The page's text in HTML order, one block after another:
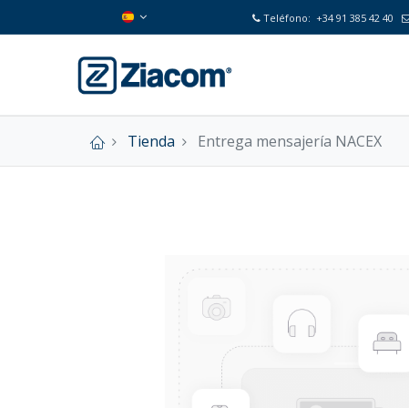
Teléfono: +34 91 385 42 40
Tienda Entrega mensajería NACEX